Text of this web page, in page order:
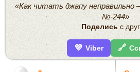
«Как читать джапу
№-244»
Поделись с
💜 Viber 🔗